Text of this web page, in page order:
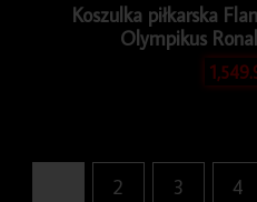
Koszulka piłkarska
Olympikus
2 3 4